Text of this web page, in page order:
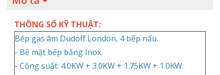
THÔNG SỐ KỸ THUẬT:
Bếp gas âm Dudoff London, 4 bếp nấu.
- Bề mặt bếp bằng Inox.
- Công suất: 4.0KW + 3.0KW + 1.75KW + 1.0KW.